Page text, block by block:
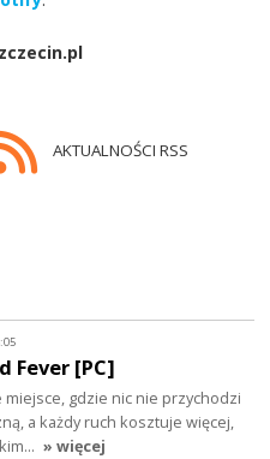
AKTUALNOŚCI RSS
Fever [PC]
miejsce, gdzie nic nie przychodzi
a każdy ruch kosztuje więcej,
» więcej